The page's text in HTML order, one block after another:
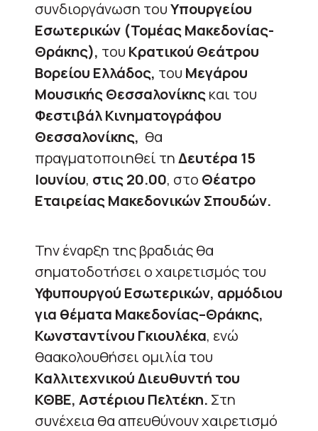
συνδιοργάνωση τουΥπουργείου
Εσωτερικών (Τομέας Μακεδονίας-
Θράκης), του Κρατικού Θεάτρου
Βορείου Ελλάδος, του Μεγάρου
Μουσικής Θεσσαλονίκηςκαι του
Φεστιβάλ Κινηματογράφου
Θεσσαλονίκης, θα
πραγματοποιηθεί τηΔευτέρα 15
Ιουνίου, στις 20.00, στο Θέατρο
Εταιρείας Μακεδονικών Σπουδών.
Την έναρξη της βραδιάς θα
σηματοδοτήσει ο χαιρετισμός του
Υφυπουργού Εσωτερικών, αρμόδιου
για θέματα Μακεδονίας–Θράκης,
Κωνσταντίνου Γκιουλέκα, ενώ
θαακολουθήσει ομιλία του
Καλλιτεχνικού Διευθυντή του
ΚΘΒΕ, Αστέριου Πελτέκη. Στη
συνέχεια θα απευθύνουν χαιρετισμό